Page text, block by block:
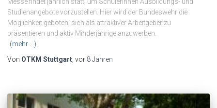
Studienangebote vorzustellen. Hier wird der Bundeswehr die
Möglichkeit geboten, sich als attraktiver Arbeitgeber zu
präsentieren und aktiv Minderjährige anzuwerben.
(mehr …)
Von OTKM Stuttgart , vor 8 Jahren